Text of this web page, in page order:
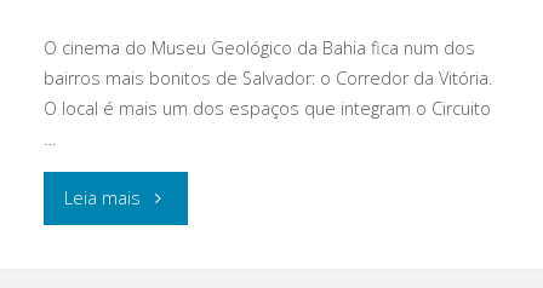
O cinema do Museu Geológico da Bahia fica num dos
bairros mais bonitos de Salvador: o Corredor da Vitória.
O local é mais um dos espaços que integram o Circuito
…
Leia mais "O